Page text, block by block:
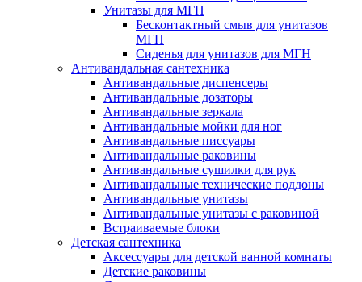
Унитазы для МГН
Бесконтактный смыв для унитазов
МГН
Сиденья для унитазов для МГН
Антивандальная сантехника
Антивандальные диспенсеры
Антивандальные дозаторы
Антивандальные зеркала
Антивандальные мойки для ног
Антивандальные писсуары
Антивандальные раковины
Антивандальные сушилки для рук
Антивандальные технические поддоны
Антивандальные унитазы
Антивандальные унитазы с раковиной
Встраиваемые блоки
Детская сантехника
Аксессуары для детской ванной комнаты
Детские раковины